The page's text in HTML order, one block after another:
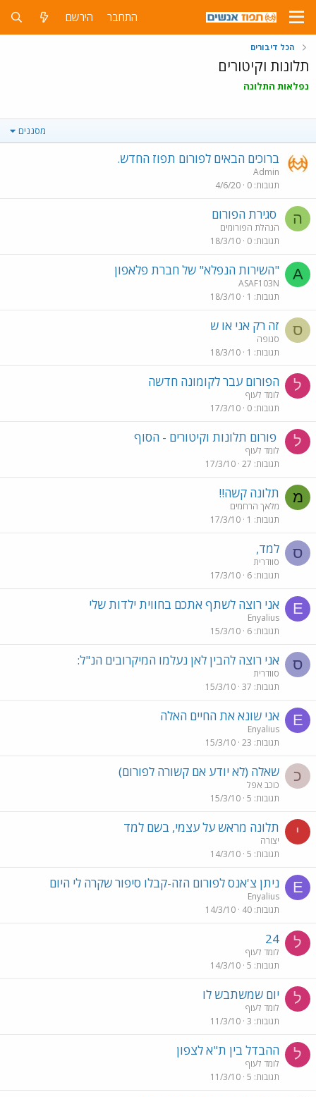
התחבר הירשם
הכל דיבורים
תלונות וקיטורים
נפלאות התלונה
מסננים
ברוכים הבאים לפורום תפוז החדש.
Admin
תגובות 0
4/6/20
ה סגירת הפורום
הנהלת הפורומים
תגובות 0
18/3/10
A "השירות הנפלא" של חברת פלאפון
ASAF103N
תגובות 1
18/3/10
ס זה רק אני או ש
סנופה
תגובות 1
18/3/10
ל הפורום עבר לקומונה חדשה
לומד לעוף
תגובות 0
17/3/10
ל פורום תלונות וקיטורים - הסוף
לומד לעוף
תגובות 27
17/3/10
מ תלונה קשה!!
מלאך הרחמים
תגובות 1
17/3/10
ס למד,
סוודרית
תגובות 6
17/3/10
E אני רוצה לשתף אתכם בחווית ילדות שלי
Enyalius
תגובות 6
15/3/10
ס אני רוצה להבין לאן נעלמו המיקרובים הנ"ל:
סוודרית
תגובות 37
15/3/10
E אני שונא את החיים האלה
Enyalius
תגובות 23
15/3/10
כ שאלה (לא יודע אם קשורה לפורום)
כוכב אפל
תגובות 5
15/3/10
י תלונה מראש על עצמי, בשם למד
יצורה
תגובות 5
14/3/10
E ניתן צ'אנס לפורום הזה-קבלו סיפור שקרה לי היום
Enyalius
תגובות 40
14/3/10
ל 24
לומד לעוף
תגובות 5
14/3/10
ל יום שמשתבש לו
לומד לעוף
תגובות 3
11/3/10
ל ההבדל בין ת"א לצפון
לומד לעוף
תגובות 5
11/3/10